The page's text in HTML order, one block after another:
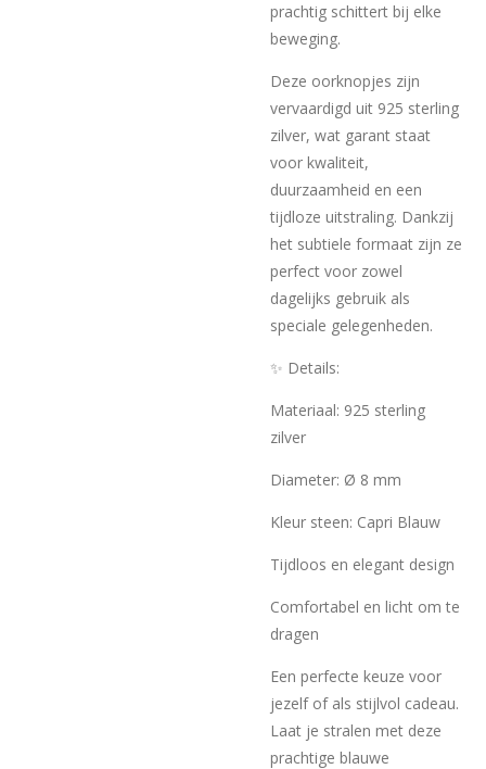
prachtig schittert bij elke
beweging.
Deze oorknopjes zijn
vervaardigd uit 925 sterling
zilver, wat garant staat
voor kwaliteit,
duurzaamheid en een
tijdloze uitstraling. Dankzij
het subtiele formaat zijn ze
perfect voor zowel
dagelijks gebruik als
speciale gelegenheden.
✨ Details:
Materiaal: 925 sterling
zilver
Diameter: Ø 8 mm
Kleur steen: Capri Blauw
Tijdloos en elegant design
Comfortabel en licht om te
dragen
Een perfecte keuze voor
jezelf of als stijlvol cadeau.
Laat je stralen met deze
prachtige blauwe